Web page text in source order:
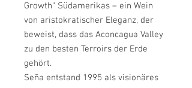
Growth“ Südamerikas – ein Wein
von aristokratischer Eleganz, der
beweist, dass das Aconcagua Valley
zu den besten Terroirs der Erde
gehört.
Seña entstand 1995 als visionäres